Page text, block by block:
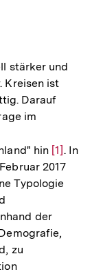
stärker und
Kreisen ist
Darauf
im
hin Zur
der
[1] . In
2017
Typologie
der
zu